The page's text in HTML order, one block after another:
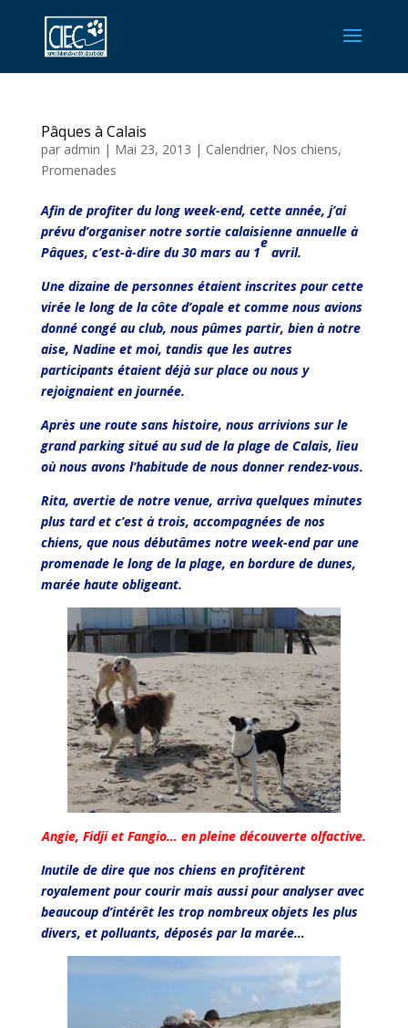
Pâques à Calais
par admin | Mai 23, 2013 | Calendrier, Nos chiens,
Promenades
Afin de profiter du long week-end, cette année, j’ai
prévu d’organiser notre sortie calaisienne annuelle à
Pâques, c’est-à-dire du 30 mars au 1
e
avril.
Une dizaine de personnes étaient inscrites pour cette
virée le long de la côte d’opale et comme nous avions
donné congé au club, nous pûmes partir, bien à notre
aise, Nadine et moi, tandis que les autres
participants étaient déjà sur place ou nous y
rejoignaient en journée.
Après une route sans histoire, nous arrivions sur le
grand parking situé au sud de la plage de Calais, lieu
où nous avons l’habitude de nous donner rendez-vous.
Rita, avertie de notre venue, arriva quelques minutes
plus tard et c’est à trois, accompagnées de nos
chiens, que nous débutâmes notre week-end par une
promenade le long de la plage, en bordure de dunes,
marée haute obligeant.
Angie, Fidji et Fangio… en pleine découverte olfactive.
Inutile de dire que nos chiens en profitèrent
royalement pour courir mais aussi pour analyser avec
beaucoup d’intérêt les trop nombreux objets les plus
divers, et polluants, déposés par la marée…